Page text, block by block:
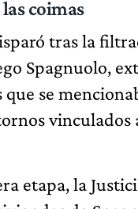
coimas
tras la
Spagnuolo,
que se
vinculados
etapa, la